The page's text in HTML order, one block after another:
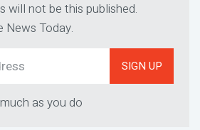
will not be this published.
News Today.
SIGN UP
as you do